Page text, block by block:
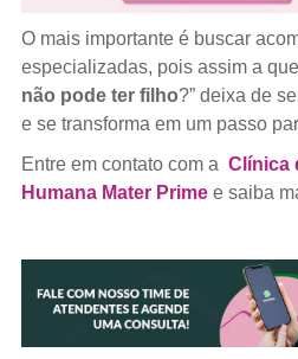
O mais importante é buscar
especializadas, pois assim a
não pode ter filho?” deixa de
e se transforma em um passo
Entre em contato com a Clínica
Humana Mater Primee saiba